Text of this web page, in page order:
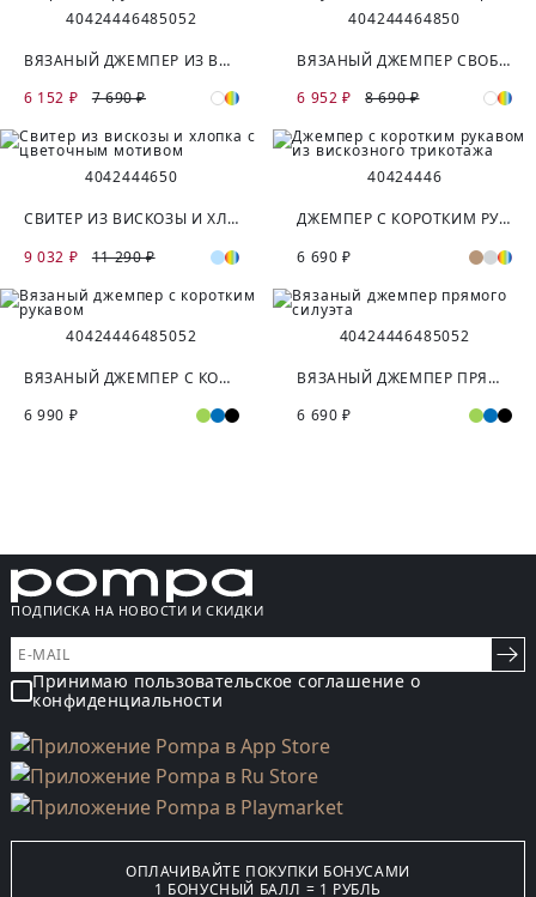
40424446485052
ВЯЗАНЫЙ ДЖЕМПЕР ИЗ ВИСКОЗЫ С КОРОТКИМ РУКАВОМ
6 152 ₽
7 690 ₽
404244464850
ВЯЗАНЫЙ ДЖЕМПЕР СВОБОДНОГО СИЛУЭТА ИЗ ВИСКОЗНОЙ ПРЯЖИ
6 952 ₽
8 690 ₽
4042444650
СВИТЕР ИЗ ВИСКОЗЫ И ХЛОПКА С ЦВЕТОЧНЫМ МОТИВОМ
9 032 ₽
11 290 ₽
40424446
ДЖЕМПЕР С КОРОТКИМ РУКАВОМ ИЗ ВИСКОЗНОГО ТРИКОТАЖА
6 690 ₽
40424446485052
ВЯЗАНЫЙ ДЖЕМПЕР С КОРОТКИМ РУКАВОМ
6 990 ₽
40424446485052
ВЯЗАНЫЙ ДЖЕМПЕР ПРЯМОГО СИЛУЭТА
6 690 ₽
ПОДПИСКА НА НОВОСТИ И СКИДКИ
Принимаю пользовательское соглашение о
конфиденциальности
ОПЛАЧИВАЙТЕ ПОКУПКИ БОНУСАМИ
1 БОНУСНЫЙ БАЛЛ = 1 РУБЛЬ